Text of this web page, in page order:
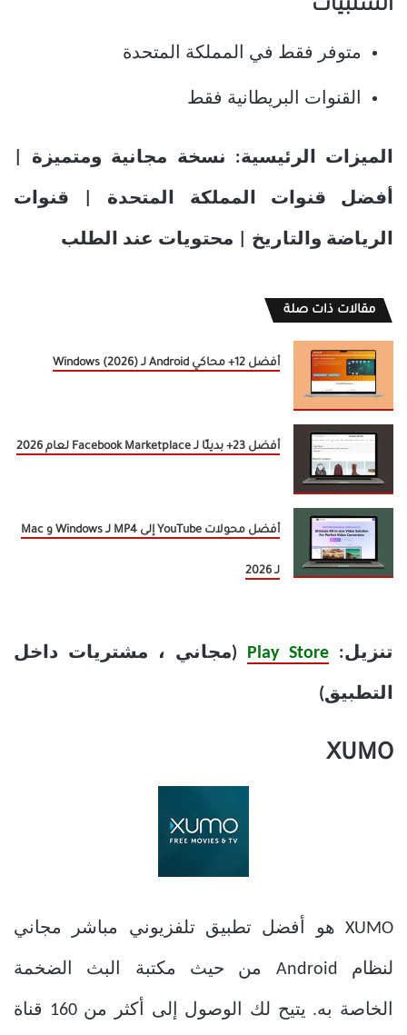
السلبيات
متوفر فقط في المملكة المتحدة
القنوات البريطانية فقط
الميزات الرئيسية: نسخة مجانية ومتميزة |
أفضل قنوات المملكة المتحدة | قنوات
الرياضة والتاريخ | محتويات عند الطلب
مقالات ذات صلة
أفضل 12+ محاكي Android لـ Windows (2026)
أفضل 23+ بديلًا لـ Facebook Marketplace لعام 2026
أفضل محولات YouTube إلى MP4 لـ Windows و Mac
لـ 2026
تنزيل: Play Store (مجاني ، مشتريات داخل
التطبيق)
XUMO
XUMO هو أفضل تطبيق تلفزيوني مباشر مجاني
لنظام Android من حيث مكتبة البث الضخمة
الخاصة به. يتيح لك الوصول إلى أكثر من 160 قناة